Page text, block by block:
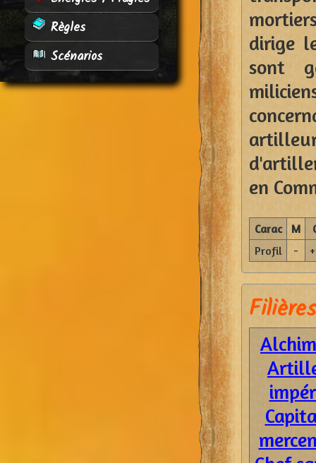
Règles
Scénarios
dirige
sont
en
Carac M
Profil
-